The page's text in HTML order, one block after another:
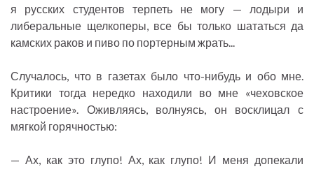
я русских студентов терпеть не могу — лодыри и
либеральные щелкоперы, все бы только шататься да
камских раков и пиво по портерным жрать...
Случалось, что в газетах было что-нибудь и обо мне.
Критики тогда нередко находили во мне «чеховское
настроение». Оживляясь, волнуясь, он восклицал с
мягкой горячностью:
— Ах, как это глупо! Ах, как глупо! И меня допекали